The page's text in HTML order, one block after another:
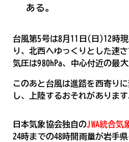
ある。
台風第5号は8月11日(日)12時
り、北西へゆっくりとした速
気圧は980hPa、中心付近の最大
このあと台風は進路を西寄り
し、上陸するおそれがあります
日本気象協会独自のJWA統合気
24時までの48時間雨量が岩手県